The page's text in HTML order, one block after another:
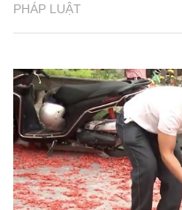
PHÁP LUẬT